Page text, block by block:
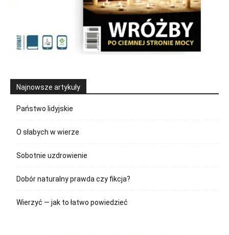
Najnowsze artykuły
Państwo lidyjskie
O słabych w wierze
Sobotnie uzdrowienie
Dobór naturalny prawda czy fikcja?
Wierzyć — jak to łatwo powiedzieć